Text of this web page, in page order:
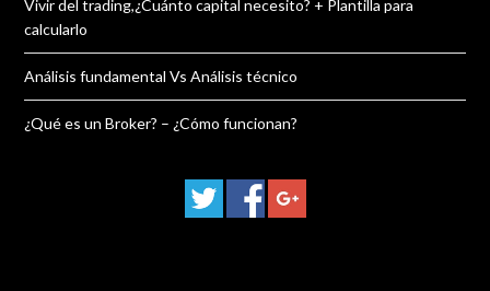
Vivir del trading,¿Cuánto capital necesito? + Plantilla para
calcularlo
Análisis fundamental Vs Análisis técnico
¿Qué es un Broker? – ¿Cómo funcionan?